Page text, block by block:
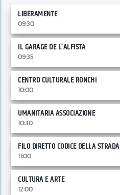
LIBERAMENTE
09:30
IL GARAGE DE L’ALFISTA
09:35
CENTRO CULTURALE RONCHI
10:00
UMANITARIA ASSOCIAZIONE
10:30
FILO DIRETTO CODICE DELLA STRADA
11:00
CULTURA E ARTE
12:00